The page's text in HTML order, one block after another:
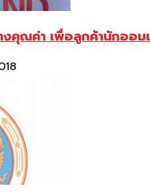
งคุณค่า เพื่อลูกค้านักออ